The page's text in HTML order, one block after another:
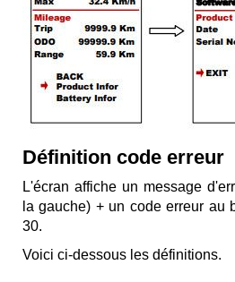
Définition code erreur
L'écran affiche un message
la gauche) + un code erreur au
30.
Voici ci-dessous les définitions.